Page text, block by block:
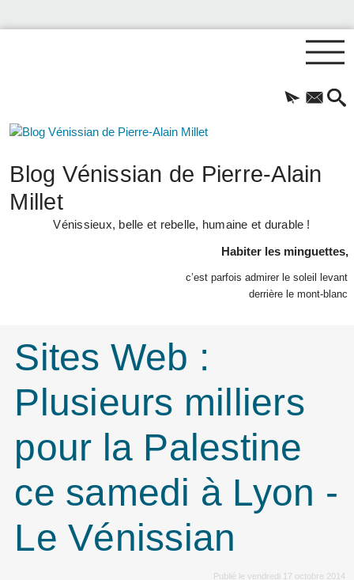
Blog Vénissian de Pierre-Alain
Millet
Vénissieux, belle et rebelle, humaine et durable !
Habiter les minguettes,
c’est parfois admirer le soleil levant
derrière le mont-blanc
Sites Web :
Plusieurs milliers
pour la Palestine
ce samedi à Lyon -
Le Vénissian
Publié le vendredi 17 octobre 2014